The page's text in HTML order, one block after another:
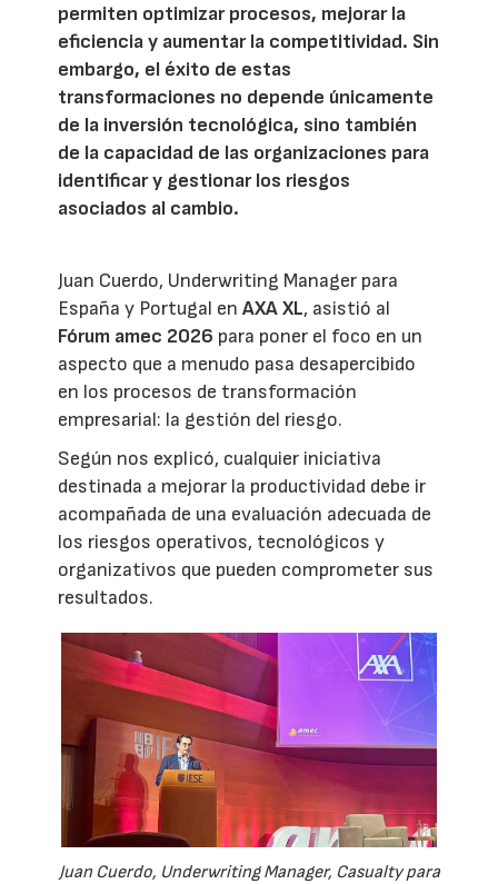
permiten optimizar procesos, mejorar la
eficiencia y aumentar la competitividad. Sin
embargo, el éxito de estas
transformaciones no depende únicamente
de la inversión tecnológica, sino también
de la capacidad de las organizaciones para
identificar y gestionar los riesgos
asociados al cambio.
Juan Cuerdo, Underwriting Manager para
España y Portugal enAXA XL, asistió al
Fórum amec 2026 para poner el foco en un
aspecto que a menudo pasa desapercibido
en los procesos de transformación
empresarial: la gestión del riesgo.
Según nos explicó, cualquier iniciativa
destinada a mejorar la productividad debe ir
acompañada de una evaluación adecuada de
los riesgos operativos, tecnológicos y
organizativos que pueden comprometer sus
resultados.
Juan Cuerdo, Underwriting Manager, Casualty para